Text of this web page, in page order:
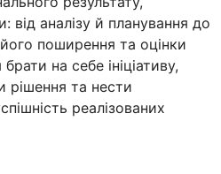
від аналізу й планування до
поширення та оцінки
на себе ініціативу,
рішення та нести
реалізованих